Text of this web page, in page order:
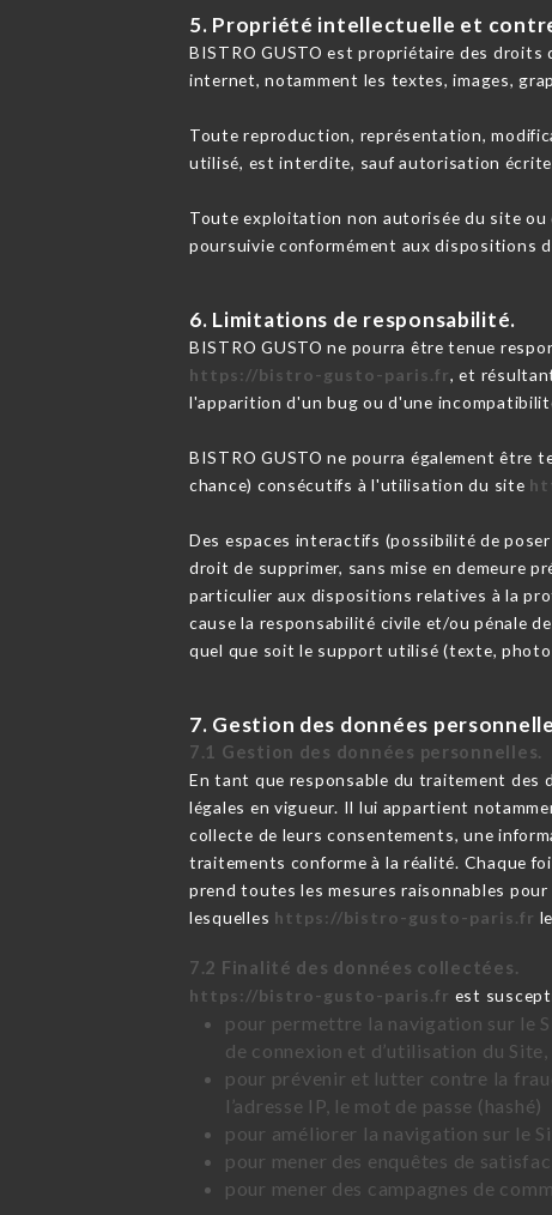
5. Propriété intellectuelle et
BISTRO GUSTO est propriétaire des
internet, notamment les textes, images,
Toute reproduction, représentation,
utilisé, est interdite, sauf autorisation écrite
Toute exploitation non autorisée du site
poursuivie conformément aux dispositions
6. Limitations de responsabilité.
BISTRO GUSTO ne pourra être tenue
https://bistro-gusto-paris.fr, et
l'apparition d'un bug ou d'une
BISTRO GUSTO ne pourra également être
chance) consécutifs à l'utilisation du site
Des espaces interactifs (possibilité de
droit de supprimer, sans mise en demeure
particulier aux dispositions relatives à la
cause la responsabilité civile et/ou pénale
quel que soit le support utilisé (texte,
7. Gestion des données
7.1 Gestion des données personnelles.
En tant que responsable du traitement des
légales en vigueur. Il lui appartient
collecte de leurs consentements, une
traitements conforme à la réalité. Chaque
prend toutes les mesures raisonnables
lesquelles https://bistro-gusto-paris.fr
7.2 Finalité des données collectées.
https://bistro-gusto-paris.fr est
pour permettre la navigation sur le
de connexion et d’utilisation du
pour prévenir et lutter contre la
l’adresse IP, le mot de passe (hashé)
pour améliorer la navigation sur le
pour mener des enquêtes de
pour mener des campagnes de